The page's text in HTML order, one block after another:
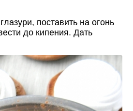
поставить на огонь
до кипения. Дать